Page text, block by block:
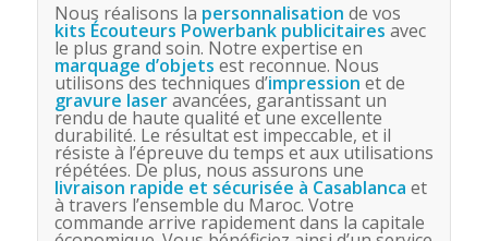
Nous réalisons la personnalisation de vos
kits Écouteurs Powerbank publicitaires avec
le plus grand soin. Notre expertise en
marquage d’objets est reconnue. Nous
utilisons des techniques d’impression et de
gravure laseravancées, garantissant un
rendu de haute qualité et une excellente
durabilité. Le résultat est impeccable, et il
résiste à l’épreuve du temps et aux utilisations
répétées. De plus, nous assurons une
livraison rapide et sécurisée à Casablanca et
à travers l’ensemble du Maroc. Votre
commande arrive rapidement dans la capitale